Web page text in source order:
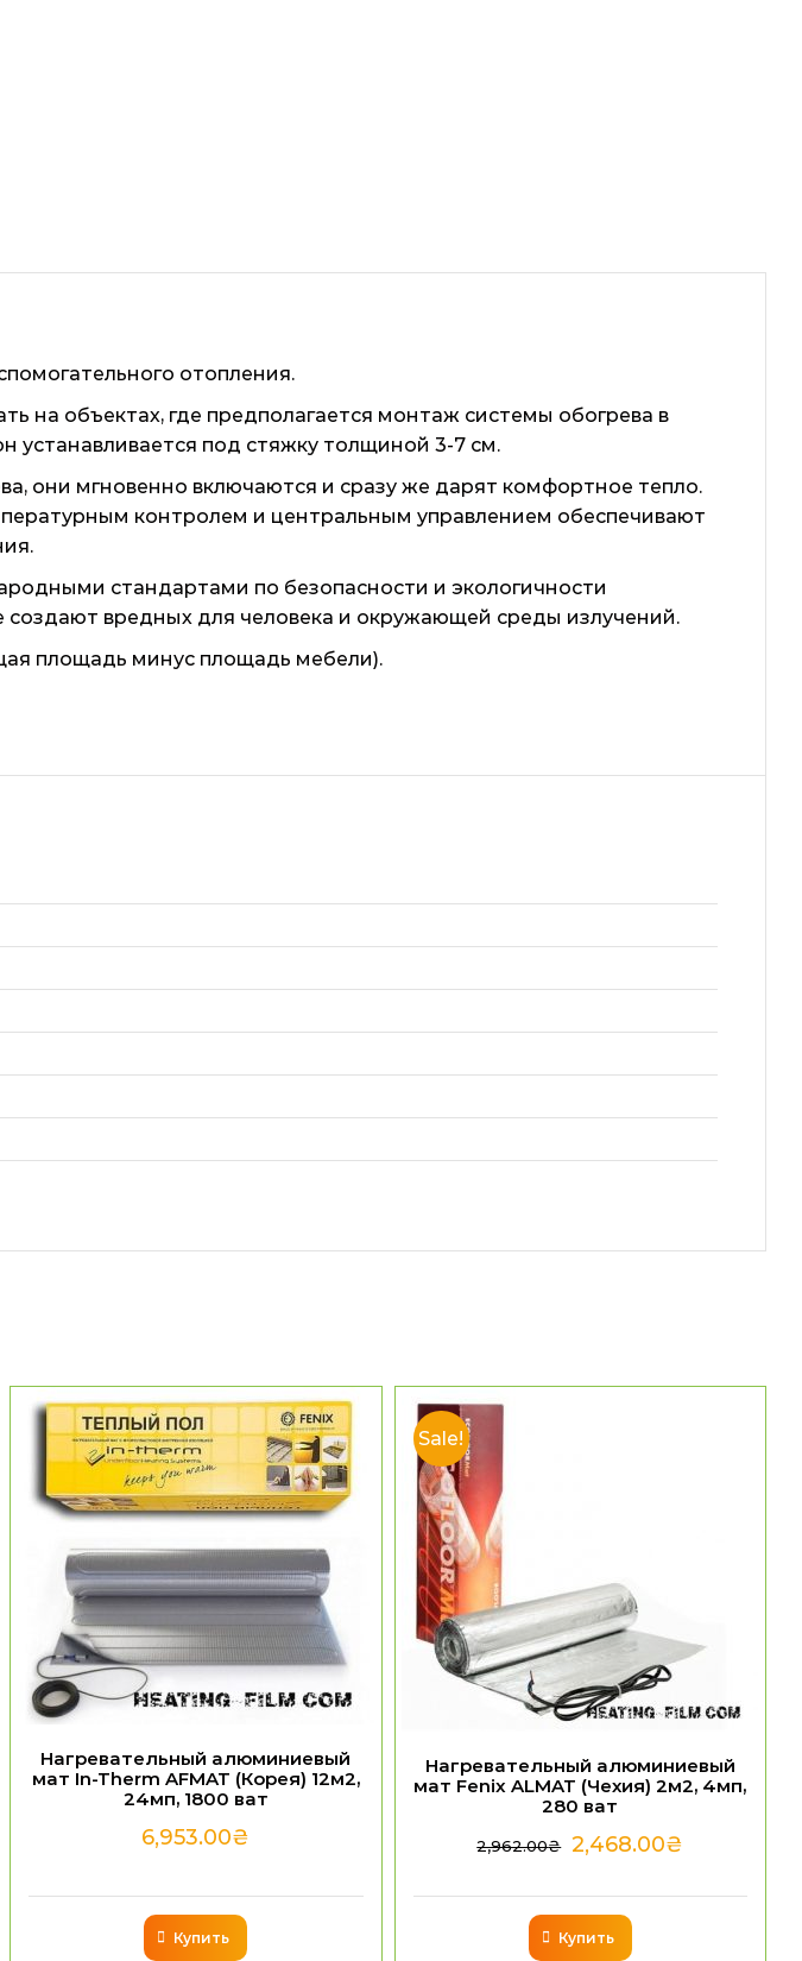
отопления.
на объектах, где предполагается монтаж системы обогрева в
устанавливается под стяжку толщиной 3-7 см.
они мгновенно включаются и сразу же дарят комфортное тепло.
контролем и центральным управлением обеспечивают
стандартами по безопасности и экологичности
вредных для человека и окружающей среды излучений.
площадь минус площадь мебели).
Нагревательный алюминиевый
мат In-Therm AFMAT (Корея) 12м2,
24мп, 1800 ват
6,953.00₴
Купить
Sale!
Нагревательный алюминиевый
мат Fenix ALMAT (Чехия) 2м2, 4мп,
280 ват
2,962.00₴ 2,468.00₴
Купить